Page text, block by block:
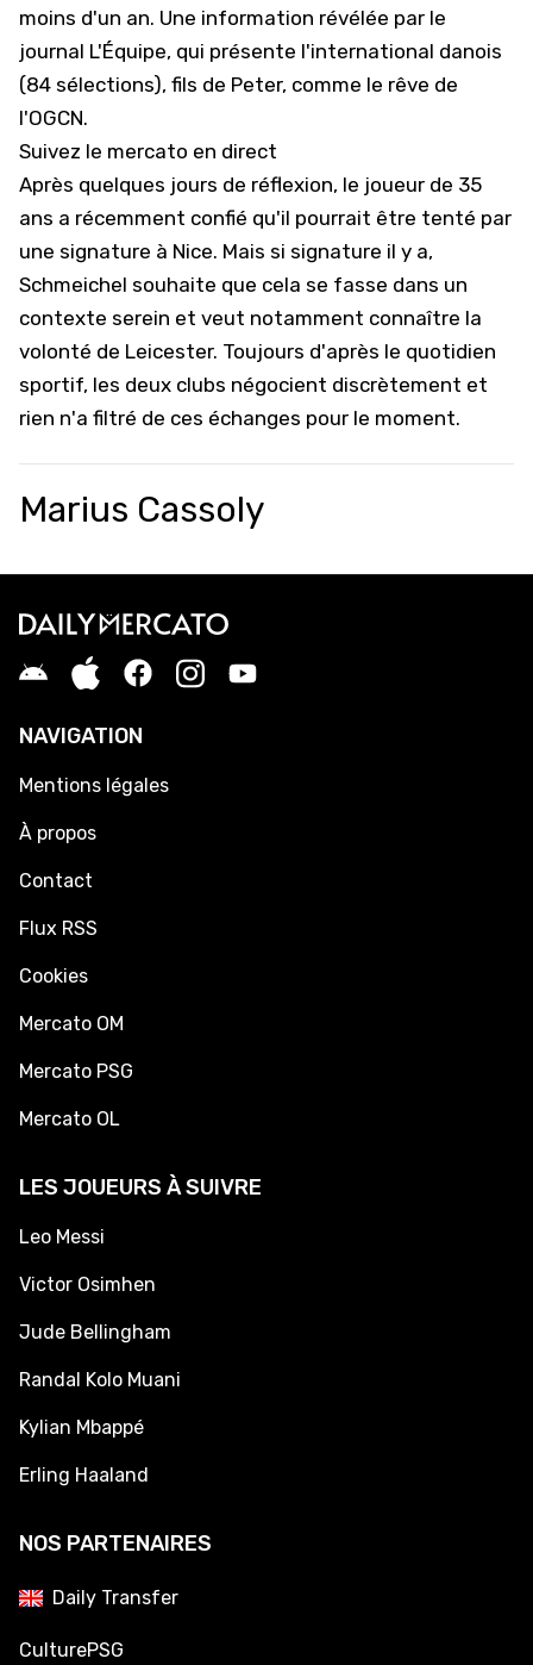
moins d'un an. Une information révélée par le
journal L'Équipe, qui présente l'international danois
(84 sélections), fils de Peter, comme le rêve de
l'OGCN.
Suivez le mercato en direct
Après quelques jours de réflexion, le joueur de 35
ans a récemment confié qu'il pourrait être tenté par
une signature à Nice. Mais si signature il y a,
Schmeichel souhaite que cela se fasse dans un
contexte serein et veut notamment connaître la
volonté de Leicester. Toujours d'après le quotidien
sportif, les deux clubs négocient discrètement et
rien n'a filtré de ces échanges pour le moment.
Marius Cassoly
NAVIGATION
Mentions légales
À propos
Contact
Flux RSS
Cookies
Mercato OM
Mercato PSG
Mercato OL
LES JOUEURS À SUIVRE
Leo Messi
Victor Osimhen
Jude Bellingham
Randal Kolo Muani
Kylian Mbappé
Erling Haaland
NOS PARTENAIRES
Daily Transfer
CulturePSG